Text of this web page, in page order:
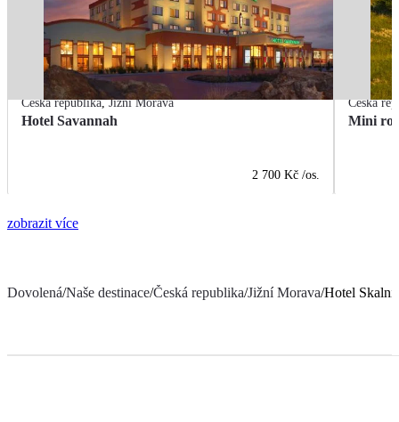
Česká republika,Jižní Morava
Hotel Savannah
2 700 Kč /os.
Česká
zobrazit více
Dovolená/Naše destinace/Česká republika/Jižní Morava/Hotel Skalní